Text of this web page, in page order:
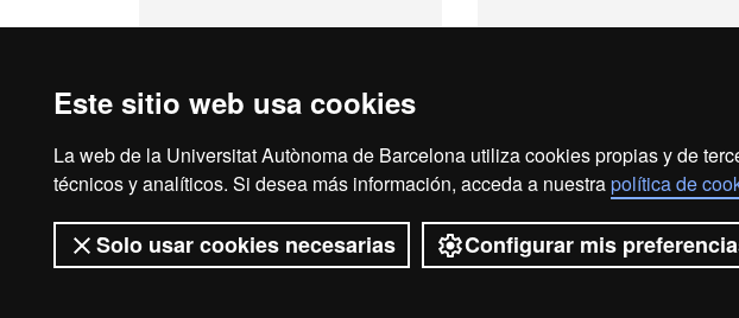
Este sitio web usa cookies
La web de la Universitat Autònoma de Barcelona utiliza cookies propias y de
técnicos y analíticos. Si desea más información, acceda a nuestrapolítica de
Solo usar cookies necesarias Configurar mis
Inicio Aviso legal Protección
2026